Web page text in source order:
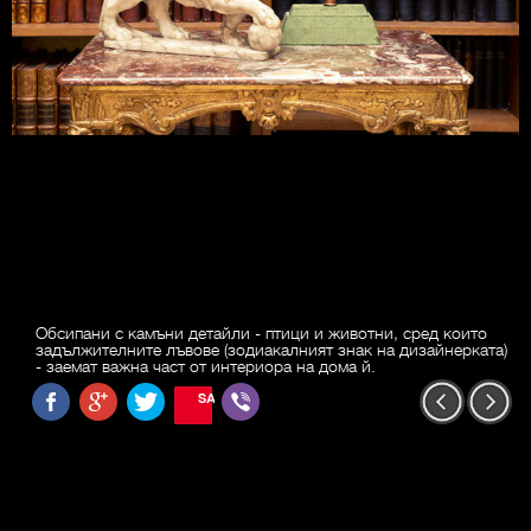
Обсипани с камъни детайли - птици и животни, сред които
задължителните лъвове (зодиакалният знак на дизайнерката)
- заемат важна част от интериора на дома й.
SAVE